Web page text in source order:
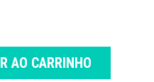
AO CARRINHO